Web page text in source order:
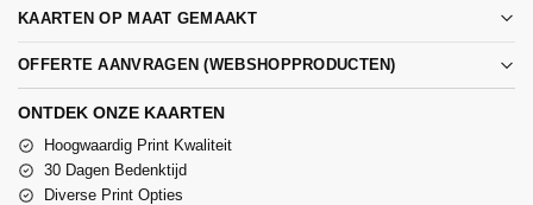
KAARTEN OP MAAT GEMAAKT
OFFERTE AANVRAGEN (WEBSHOPPRODUCTEN)
ONTDEK ONZE KAARTEN
Hoogwaardig Print Kwaliteit
30 Dagen Bedenktijd
Diverse Print Opties